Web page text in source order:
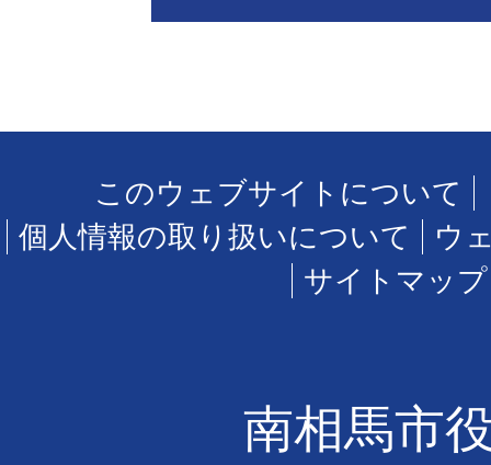
このウェブサイトについて
個人情報の取り扱いについて
ウ
サイトマップ
南相馬市